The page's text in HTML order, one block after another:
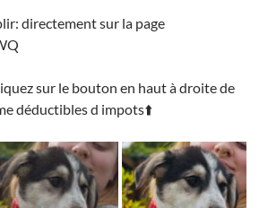
directement sur la page
sur le bouton en haut à droite de
déductibles d impots⬆️